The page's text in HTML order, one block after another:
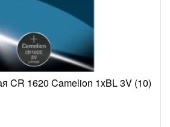
CR 1620 Camelion 1xBL 3V (10)